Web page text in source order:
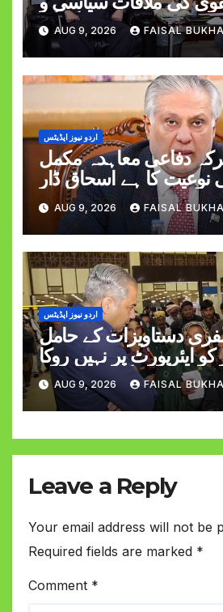
قومی امور پر گفتگو
AUG 9, 2026 FAISAL
اردو نیوز اپڈیٹس
دفاعی معاہدہ مکمل
نوعیت کا ہے اسحاق ڈار
کی وضاحت
AUG 9, 2026 FAISAL
اردو نیوز اپڈیٹس
دستاویزات کے حامل
ایئرپورٹ پر نہیں روکا
جائے گا وزیر داخلہ
AUG 9, 2026 FAISAL
Leave a Reply
Your email address will not be
Required fields are marked *
Comment *